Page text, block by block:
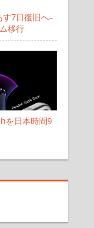
す7日復旧へ–
移行
を日本時間9